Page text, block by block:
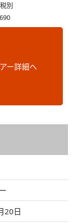
別
ー詳細へ
20日